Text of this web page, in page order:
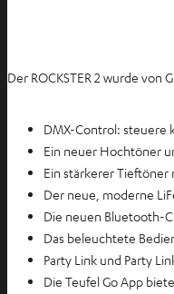
Der ROCKSTER 2 wurde
DMX-Control: steuere
Ein neuer Hochtöner
Ein stärkerer Tieftöner
Der neue, moderne
Die neuen Bluetooth-
Das beleuchtete
Party Link und Party
Die Teufel Go App